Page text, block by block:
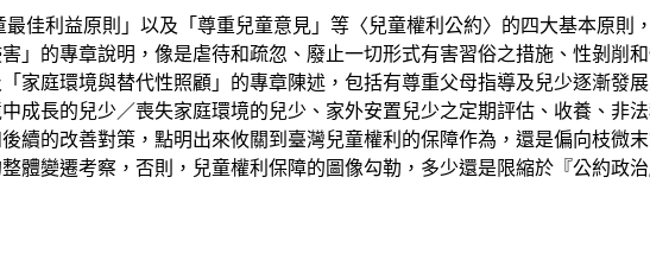
佳利益原則」以及「尊重兒童意見」等〈兒童權利公約〉的四大基本原則
」的專章說明，像是虐待和疏忽、廢止一切形式有害習俗之措施、性剝削
家庭環境與替代性照顧」的專章陳述，包括有尊重父母指導及兒少逐漸發
成長的兒少／喪失家庭環境的兒少、家外安置兒少之定期評估、收養、非
續的改善對策，點明出來攸關到臺灣兒童權利的保障作為，還是偏向枝微
體變遷考察，否則，兒童權利保障的圖像勾勒，多少還是限縮於『公約政治